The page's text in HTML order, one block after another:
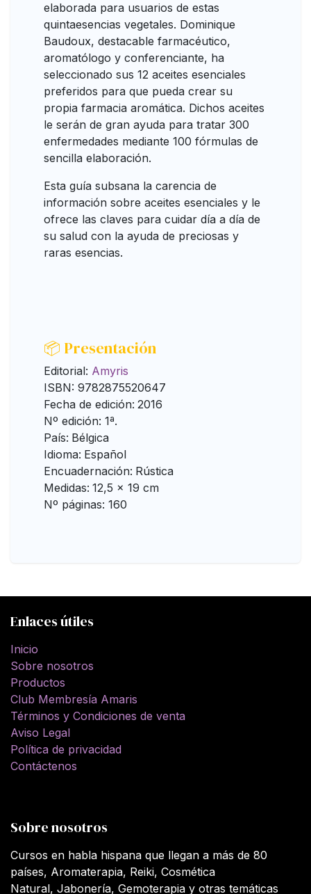
elaborada para usuarios de estas
quintaesencias vegetales. Dominique
Baudoux, destacable farmacéutico,
aromatólogo y conferenciante, ha
seleccionado sus 12 aceites esenciales
preferidos para que pueda crear su
propia farmacia aromática. Dichos aceites
le serán de gran ayuda para tratar 300
enfermedades mediante 100 fórmulas de
sencilla elaboración.
Esta guía subsana la carencia de
información sobre aceites esenciales y le
ofrece las claves para cuidar día a día de
su salud con la ayuda de preciosas y
raras esencias.
📦 Presentación
Editorial: Amyris
ISBN: 9782875520647
Fecha de edición: 2016
Nº edición: 1ª.
País: Bélgica
Idioma: Español
Encuadernación: Rústica
Medidas: 12,5 x 19 cm
Nº páginas: 160
Enlaces útiles
Inicio
Sobre nosotros
Productos
Club Membresía Amaris
Términos y Condiciones de venta
Aviso Legal
Política de privacidad
Contáctenos
Sobre nosotros
Cursos en habla hispana que llegan a más de 80
países, Aromaterapia, Reiki, Cosmética
Natural, Jabonería, Gemoterapia y otras temáticas